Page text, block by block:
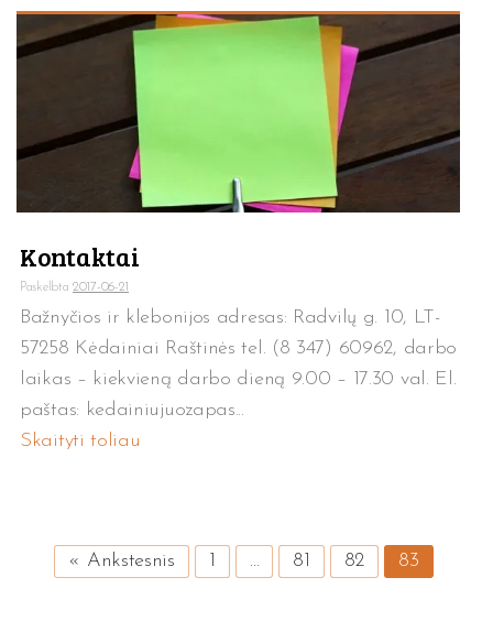
Kontaktai
Paskelbta2017-06-21
Bažnyčios ir klebonijos adresas: Radvilų g. 10, LT-
57258 Kėdainiai Raštinės tel. (8 347) 60962, darbo
laikas – kiekvieną darbo dieną 9.00 – 17.30 val. El.
paštas: kedainiujuozapas...
Skaityti toliau
« Ankstesnis 1 … 81 82 83